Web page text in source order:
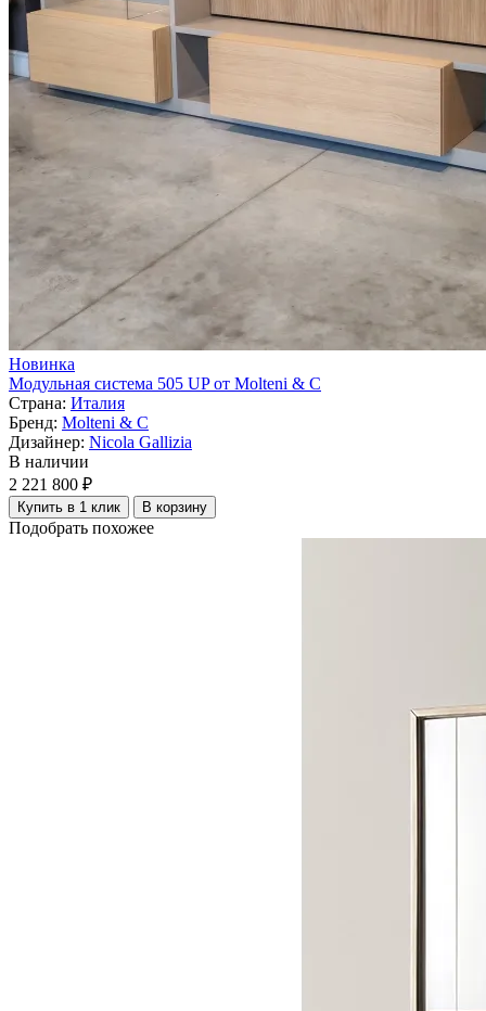
Новинка
Модульная система 505 UP от Molteni & C
Страна: Италия
Бренд: Molteni & C
Дизайнер: Nicola Gallizia
В наличии
2 221 800 ₽
Купить в 1 клик В корзину
Подобрать похожее